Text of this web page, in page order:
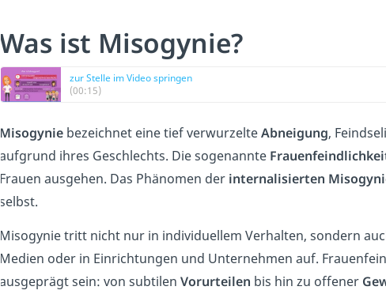
Was ist Misogynie?
zur Stelle im Video springen
(00:15)
Misogynie bezeichnet eine tief verwurzelteAbneigung,
aufgrund ihres Geschlechts. Die sogenannte
Frauen ausgehen. Das Phänomen der internalisierten
selbst.
Misogynie tritt nicht nur in individuellem Verhalten, sondern
Medien oder in Einrichtungen und Unternehmen auf.
ausgeprägt sein: von subtilen Vorurteilen bis hin zu offener